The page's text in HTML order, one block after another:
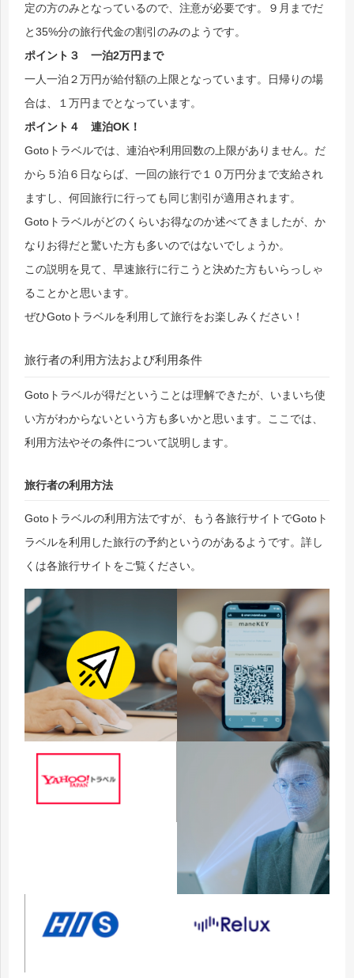
定の方のみとなっているので、注意が必要です。９月までだ
と35%分の旅行代金の割引のみのようです。
ポイント３ 一泊2万円まで
一人一泊２万円が給付額の上限となっています。日帰りの場
合は、１万円までとなっています。
ポイント４ 連泊OK！
Gotoトラベルでは、連泊や利用回数の上限がありません。だ
から５泊６日ならば、一回の旅行で１０万円分まで支給され
ますし、何回旅行に行っても同じ割引が適用されます。
Gotoトラベルがどのくらいお得なのか述べてきましたが、か
なりお得だと驚いた方も多いのではないでしょうか。
この説明を見て、早速旅行に行こうと決めた方もいらっしゃ
ることかと思います。
ぜひGotoトラベルを利用して旅行をお楽しみください！
旅行者の利用方法および利用条件
Gotoトラベルが得だということは理解できたが、いまいち使
い方がわからないという方も多いかと思います。ここでは、
利用方法やその条件について説明します。
旅行者の利用方法
Gotoトラベルの利用方法ですが、もう各旅行サイトでGotoト
ラベルを利用した旅行の予約というのがあるようです。詳し
くは各旅行サイトをご覧ください。